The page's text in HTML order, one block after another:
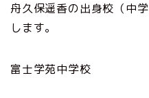
舟久保遥香の出身校（中
します。
富士学苑中学校